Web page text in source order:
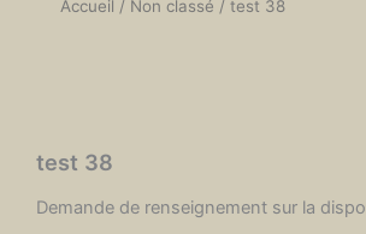
Accueil / Non classé / test 38
test 38
Demande de renseignement sur la dispo